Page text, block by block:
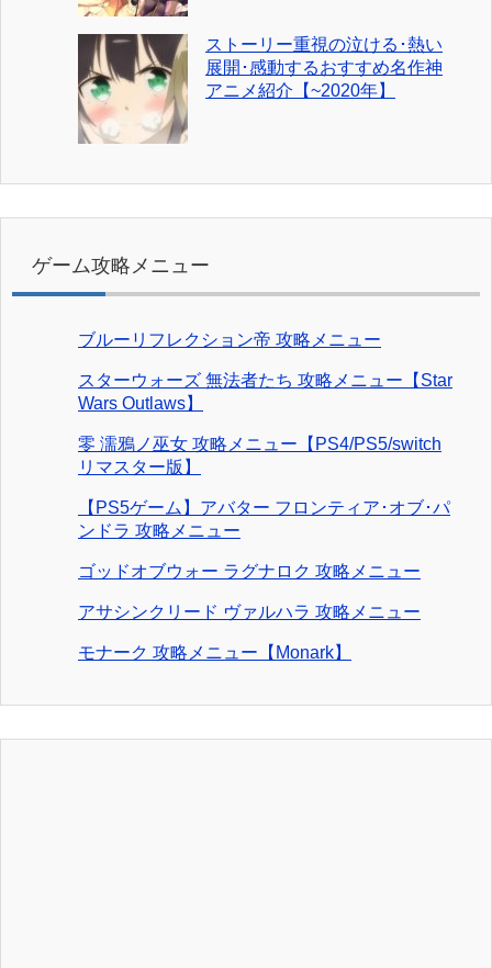
ストーリー重視の泣ける･熱い
展開･感動するおすすめ名作神
アニメ紹介【~2020年】
ゲーム攻略メニュー
ブルーリフレクション帝 攻略メニュー
スターウォーズ 無法者たち 攻略メニュー【Star
Wars Outlaws】
零 濡鴉ノ巫女 攻略メニュー【PS4/PS5/switch
リマスター版】
【PS5ゲーム】アバター フロンティア･オブ･パ
ンドラ 攻略メニュー
ゴッドオブウォー ラグナロク 攻略メニュー
アサシンクリード ヴァルハラ 攻略メニュー
モナーク 攻略メニュー【Monark】